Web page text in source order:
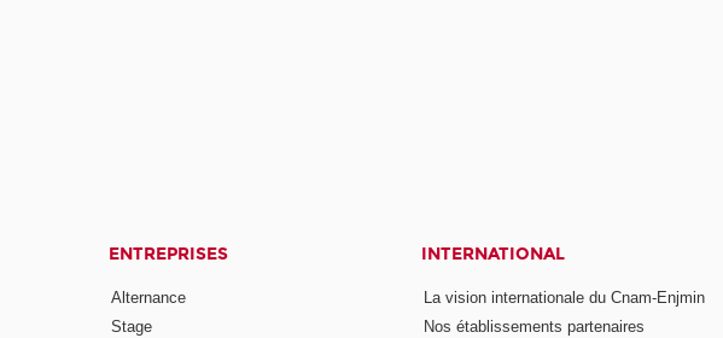
ENTREPRISES
Alternance
Stage
INTERNATIONAL
La vision internationale du Cnam-Enjmin
Nos établissements partenaires